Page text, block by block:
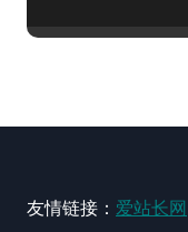
友情链接： 爱站长网